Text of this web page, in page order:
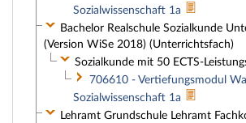
Sozialwissenschaft 1a
Bachelor Realschule Sozialkunde
(Version WiSe 2018) (Unterrichtsfach)
Sozialkunde mit 50 ECTS-
706610 - Vertiefungsmodul
Sozialwissenschaft 1a
Lehramt Grundschule Lehramt